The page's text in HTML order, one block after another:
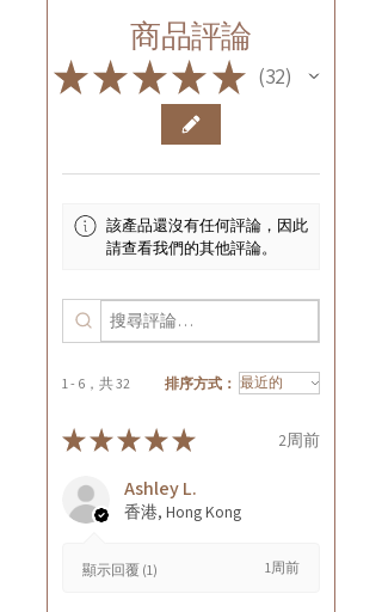
商品評論
★★★★★ 32
32
該產品還沒有任何評論，因此
請查看我們的其他評論。
1 - 6，共 32 排序方式：
★★★★★ 2周前
Ashley L.
香港, Hong Kong
顯示回覆 (1) 1周前